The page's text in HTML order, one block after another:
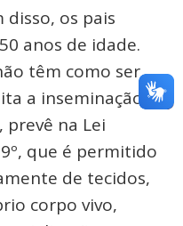
os pais
anos de idade.
têm como ser
a inseminação
prevê na Lei
que é permitido
de tecidos,
corpo vivo,